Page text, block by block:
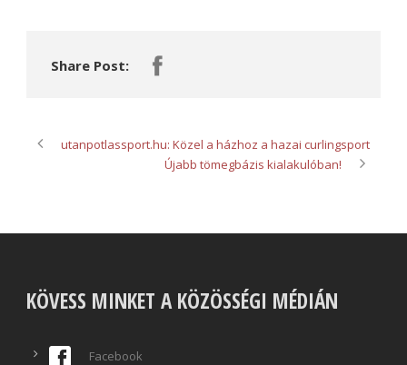
Share Post:
utanpotlassport.hu: Közel a házhoz a hazai curlingsport
Újabb tömegbázis kialakulóban!
KÖVESS MINKET A KÖZÖSSÉGI MÉDIÁN
Facebook